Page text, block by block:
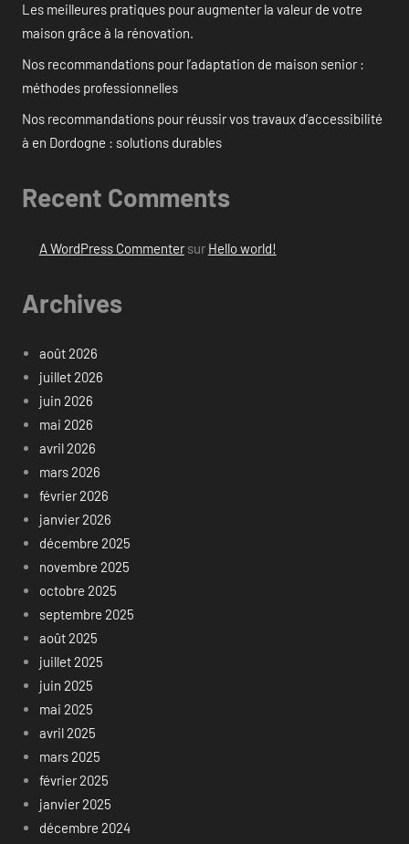
Les meilleures pratiques pour augmenter la valeur de votre
maison grâce à la rénovation.
Nos recommandations pour l’adaptation de maison senior :
méthodes professionnelles
Nos recommandations pour réussir vos travaux d’accessibilité
à en Dordogne : solutions durables
Recent Comments
A WordPress Commentersur Hello world!
Archives
août 2026
juillet 2026
juin 2026
mai 2026
avril 2026
mars 2026
février 2026
janvier 2026
décembre 2025
novembre 2025
octobre 2025
septembre 2025
août 2025
juillet 2025
juin 2025
mai 2025
avril 2025
mars 2025
février 2025
janvier 2025
décembre 2024